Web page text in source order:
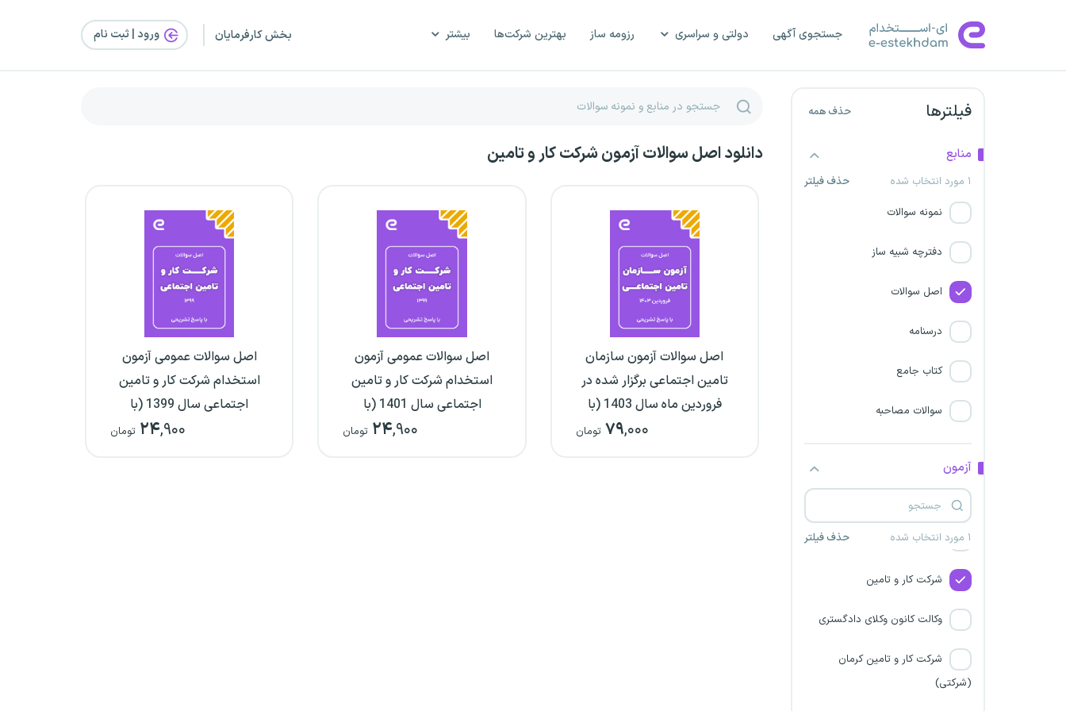
جستجوی آگهی دولتی و سراسری رزومه ساز بهترین شرکت‌ها بیشتر بخش کارفرمایان ورود | ثبت‌ نام
فیلترها حذف همه
منابع
۱ مورد انتخاب شده
حذف فیلتر
نمونه سوالات
دفترچه شبیه ساز
اصل سوالات
درسنامه
کتاب جامع
سوالات مصاحبه
آزمون
۱ مورد انتخاب شده حذف فیلتر
توسن سمنگان
فارس
دانشگاه علوم پزشکی رفسنجان
شرکت یدک گاز سیرک
شرکت کار و تامین در سه استان
شرکت کار و تامین
وکالت کانون وکلای دادگستری
شرکت کار و تامین کرمان
(شرکتی)
دانلود اصل سوالات آزمون شرکت کار و تامین
اصل سوالات آزمون سازمان
تامین اجتماعی برگزار شده در
فروردین ماه سال 1403 (با
پاسخ‌نامه تشریحی)
۷۹,۰۰۰ تومان
اصل سوالات عمومی آزمون
استخدام شرکت کار و تامین
اجتماعی سال 1401 (با
پاسخ‌نامه تشریحی)
۲۴,۹۰۰ تومان
اصل سوالات عمومی آزمون
استخدام شرکت کار و تامین
اجتماعی سال 1399 (با
پاسخ‌نامه تشریحی)
۲۴,۹۰۰ تومان